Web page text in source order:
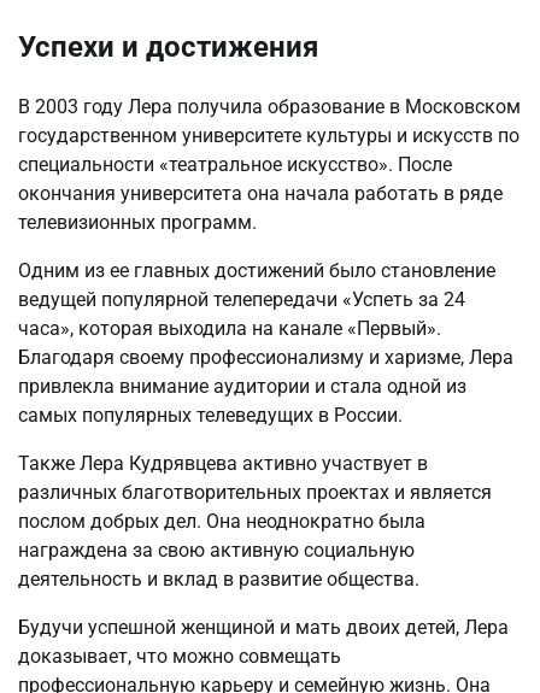
Успехи и достижения
В 2003 году Лера получила образование в Московском
государственном университете культуры и искусств по
специальности «театральное искусство». После
окончания университета она начала работать в ряде
телевизионных программ.
Одним из ее главных достижений было становление
ведущей популярной телепередачи «Успеть за 24
часа», которая выходила на канале «Первый».
Благодаря своему профессионализму и харизме, Лера
привлекла внимание аудитории и стала одной из
самых популярных телеведущих в России.
Также Лера Кудрявцева активно участвует в
различных благотворительных проектах и является
послом добрых дел. Она неоднократно была
награждена за свою активную социальную
деятельность и вклад в развитие общества.
Будучи успешной женщиной и мать двоих детей, Лера
доказывает, что можно совмещать
профессиональную карьеру и семейную жизнь. Она